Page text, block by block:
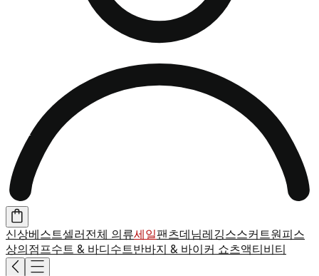
신상베스트셀러 전체 의류세일팬츠데님레깅스스커트원피스
상의 점프수트 & 바디수트반바지 & 바이커 쇼츠액티비티